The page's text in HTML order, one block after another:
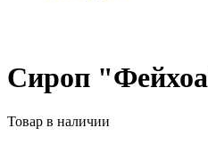
Сироп
Товар в наличии